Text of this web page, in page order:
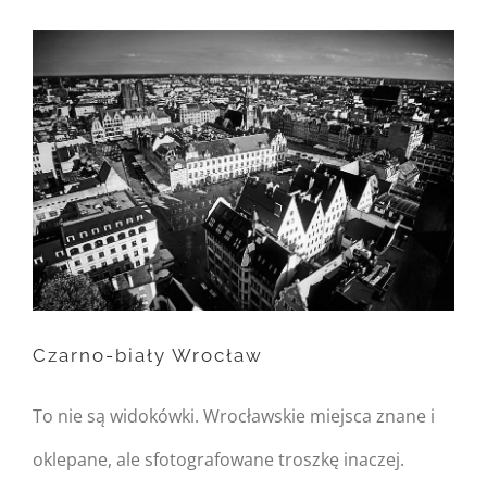
/home/nipo/domains/
content/themes/Avada/
on line162
Warning
: Trying to access
array offset on null in
content/themes/Avada/
Czarno-biały Wrocław
To nie są widokówki. Wrocławskie miejsca znane i
oklepane, ale sfotografowane troszkę inaczej.